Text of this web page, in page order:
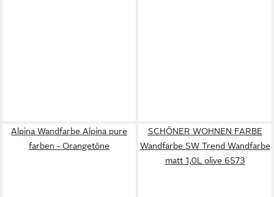
Alpina Wandfarbe Alpina pure
farben - Orangetöne
SCHÖNER WOHNEN FARBE
Wandfarbe SW Trend Wandfarbe
matt 1,0L olive 6573